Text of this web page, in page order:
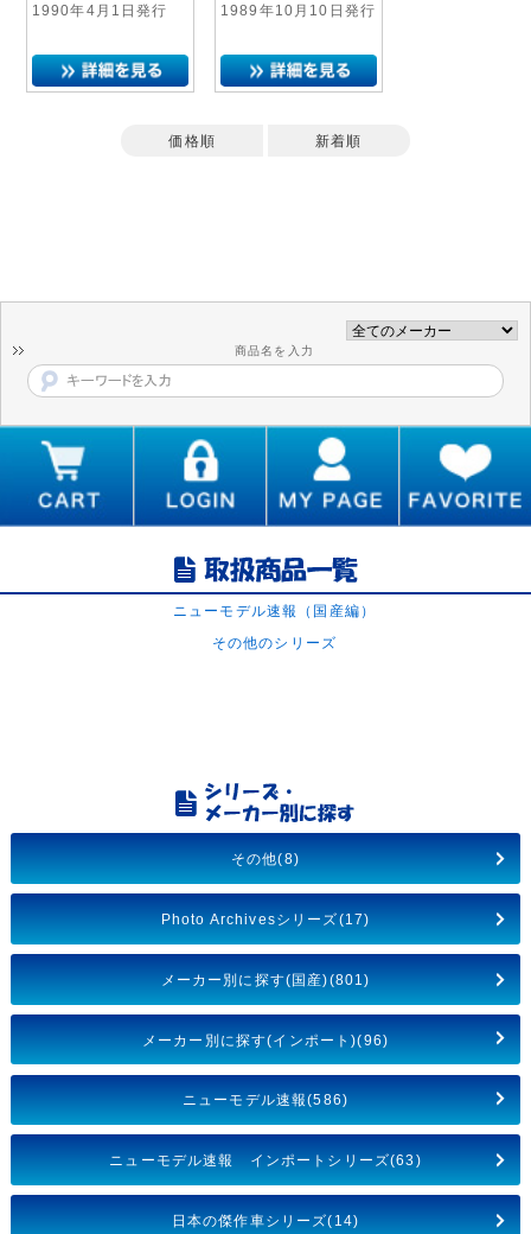
1990年4月1日発行
1989年10月10日発行
価格順 新着順
商品名を入力
ニューモデル速報（国産編）
その他のシリーズ
その他(8)
Photo Archivesシリーズ(17)
メーカー別に探す(国産)(801)
メーカー別に探す(インポート)(96)
ニューモデル速報(586)
ニューモデル速報 インポートシリーズ(63)
日本の傑作車シリーズ(14)